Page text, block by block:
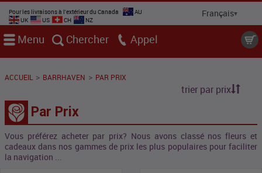
Pour les livraisons à l'extérieur du Canada
AU
UK
US CH NZ
Menu Chercher Appel
ACCUEIL > BARRHAVEN > PAR PRIX
trier par prix
Par Prix
Vous préférez acheter par prix? Nous avons classé nos fleurs et
cadeaux dans nos gammes de prix les plus populaires pour faciliter
la navigation ...